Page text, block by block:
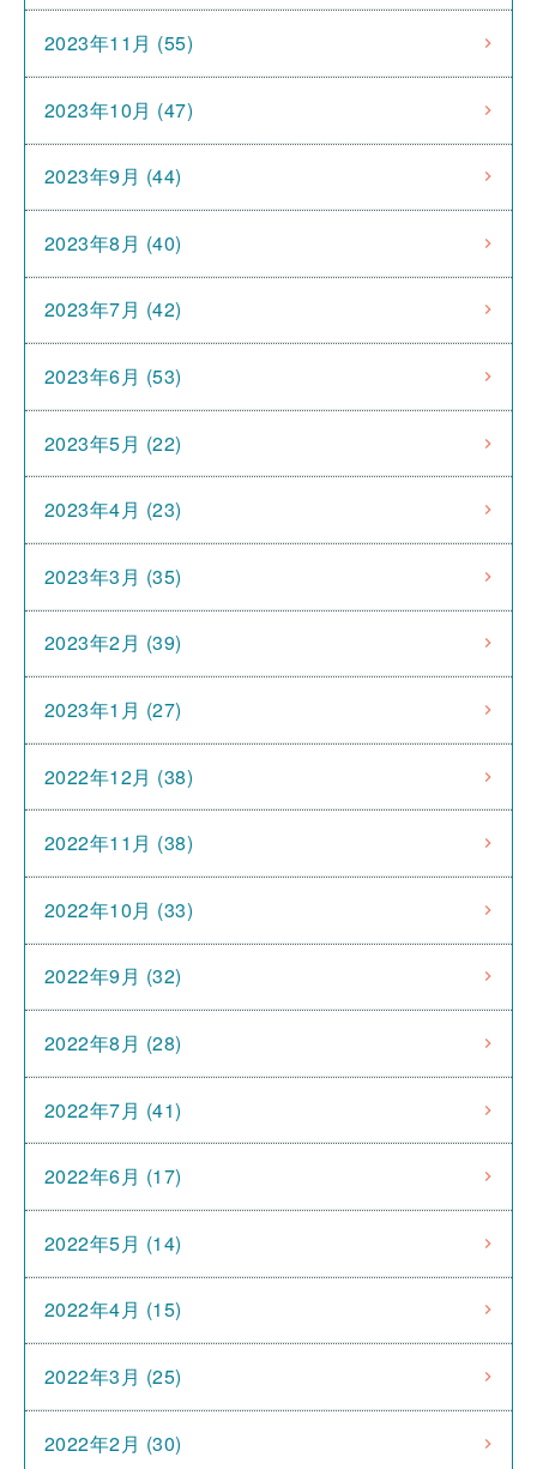
2023年11月 (55)
2023年10月 (47)
2023年9月 (44)
2023年8月 (40)
2023年7月 (42)
2023年6月 (53)
2023年5月 (22)
2023年4月 (23)
2023年3月 (35)
2023年2月 (39)
2023年1月 (27)
2022年12月 (38)
2022年11月 (38)
2022年10月 (33)
2022年9月 (32)
2022年8月 (28)
2022年7月 (41)
2022年6月 (17)
2022年5月 (14)
2022年4月 (15)
2022年3月 (25)
2022年2月 (30)